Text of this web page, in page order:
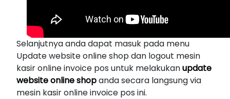
Selanjutnya anda dapat masuk pada menu
Update website online shop dan logout mesin
kasir online invoice pos untuk melakukanupdate
website online shopanda secara langsung via
mesin kasir online invoice pos ini.